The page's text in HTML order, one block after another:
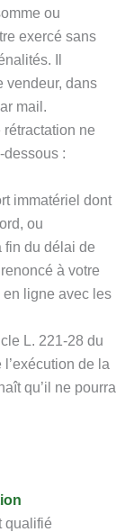
ou
exercé sans
Il
vendeur, dans
mail.
ne
dessous :
immatériel dont
ou
fin du délai de
à votre
en ligne avec les
L. 221-28 du
de la
qu’il ne pourra
qualifié